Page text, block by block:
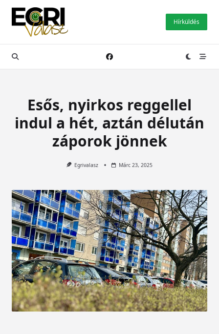
Skip
content
Hírküldés
Esős, nyirkos reggellel
indul a hét, aztán délután
záporok jönnek
Egrivalasz Márc 23, 2025